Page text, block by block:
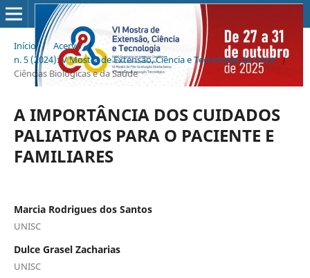
Início / Acervo /
n. 5 (2024): V Mostra de Extensão, Ciência e Tecnologia da Unisc /
Ciências Biológicas e da Saúde
A IMPORTÂNCIA DOS CUIDADOS
PALIATIVOS PARA O PACIENTE E
FAMILIARES
Marcia Rodrigues dos Santos
UNISC
Dulce Grasel Zacharias
UNISC